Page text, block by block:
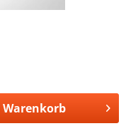
Warenkorb